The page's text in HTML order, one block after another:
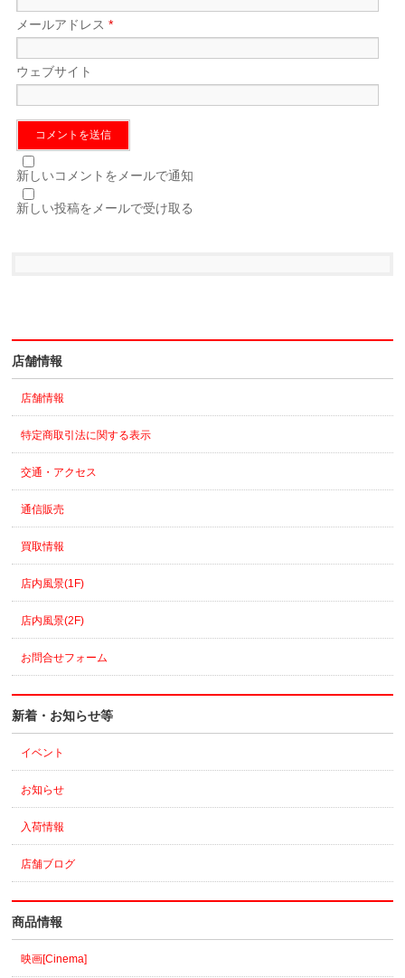
メールアドレス*
ウェブサイト
新しいコメントをメールで通知
新しい投稿をメールで受け取る
店舗情報
店舗情報
特定商取引法に関する表示
交通・アクセス
通信販売
買取情報
店内風景(1F)
店内風景(2F)
お問合せフォーム
新着・お知らせ等
イベント
お知らせ
入荷情報
店舗ブログ
商品情報
映画[Cinema]